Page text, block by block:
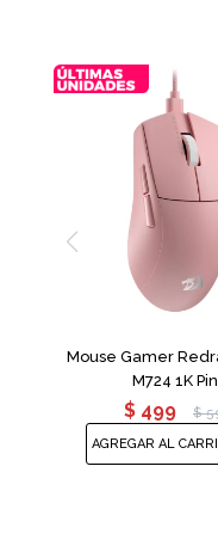
Mouse Gamer
M724 1K
$ 499 $